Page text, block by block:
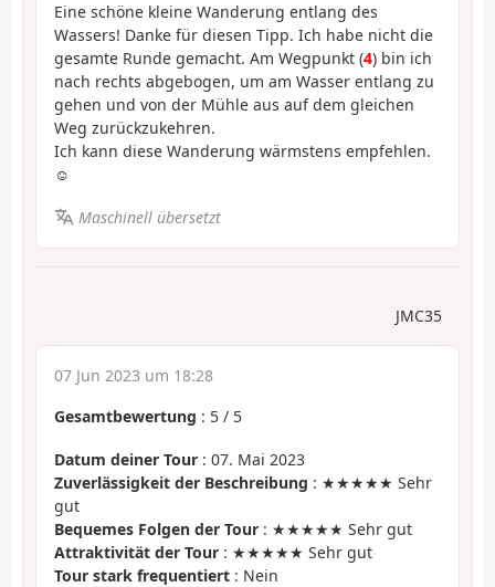
Eine schöne kleine Wanderung entlang des
Wassers! Danke für diesen Tipp. Ich habe nicht die
gesamte Runde gemacht. Am Wegpunkt (4) bin ich
nach rechts abgebogen, um am Wasser entlang zu
gehen und von der Mühle aus auf dem gleichen
Weg zurückzukehren.
Ich kann diese Wanderung wärmstens empfehlen.
☺️
Maschinell übersetzt
JMC35
07 Jun 2023 um 18:28
Gesamtbewertung : 5 / 5
Datum deiner Tour : 07. Mai 2023
Zuverlässigkeit der Beschreibung : ★★★★★ Sehr
gut
Bequemes Folgen der Tour : ★★★★★ Sehr gut
Attraktivität der Tour : ★★★★★ Sehr gut
Tour stark frequentiert : Nein